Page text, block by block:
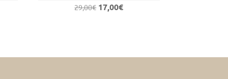
29,00€ Le
29,00€.
17,00€Le
17,00€.